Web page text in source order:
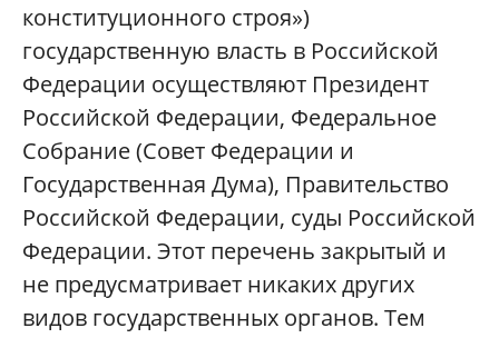
конституционного строя»)
государственную власть в Российской
Федерации осуществляют Президент
Российской Федерации, Федеральное
Собрание (Совет Федерации и
Государственная Дума), Правительство
Российской Федерации, суды Российской
Федерации. Этот перечень закрытый и
не предусматривает никаких других
видов государственных органов. Тем